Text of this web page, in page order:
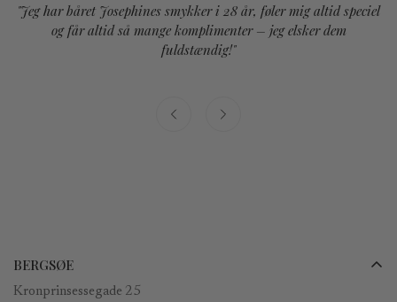
"Jeg har båret Josephines smykker i 28 år, føler mig altid speciel
og får altid så mange komplimenter – jeg elsker dem
fuldstændig!"
BERGSØE
Kronprinsessegade 25